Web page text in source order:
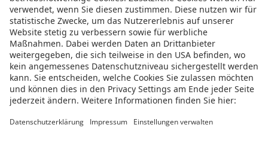
Wir sind
TÜV zertifiziert
Genug gescrollt!
Jetzt Teil der Energiewende werden